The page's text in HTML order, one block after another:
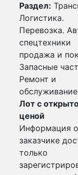
Раздел:
Логистика.
Перевозка.
спецтехники
продажа и
Запасные
Ремонт и
Лот с
ценой
Информация о
заказчике
только